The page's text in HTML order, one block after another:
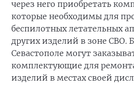
через него приобретать
которые необходимы для
беспилотных летательных
других изделий в зоне
Севастополе могут
комплектующие для
изделий в местах своей